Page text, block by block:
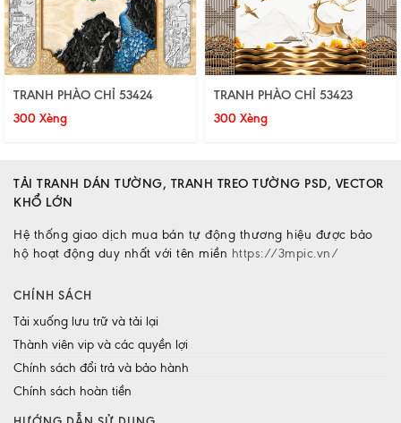
TRANH PHÀO CHỈ 53424
300 Xèng
TRANH PHÀO CHỈ 53423
300 Xèng
TẢI TRANH DÁN TƯỜNG, TRANH TREO TƯỜNG PSD, VECTOR
KHỔ LỚN
Hệ thống giao dịch mua bán tự động thương hiệu được bảo
hộ hoạt động duy nhất với tên miền https://3mpic.vn/
CHÍNH SÁCH
Tải xuống lưu trữ và tải lại
Thành viên vip và các quyền lợi
Chính sách đổi trả và bảo hành
Chính sách hoàn tiền